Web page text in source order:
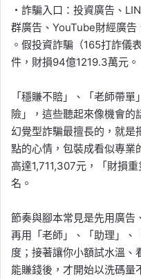
・詐騙入口：投資廣告、
群廣告、YouTube財經廣告
。假投資詐騙（165打詐儀
件，財損94億1219.3萬元。
「穩賺不賠」、「老師帶
險」，這些聽起來像機會的
幻覺型詐騙最擅長的，就是
點的心情，包裝成看似專業
高達1,711,307元，「財損
名。
節奏與腳本常見是先用廣告
再用「老師」、「助理」、
度；接著讓你小額試水溫、
能賺錢後，才開始以洗碼量